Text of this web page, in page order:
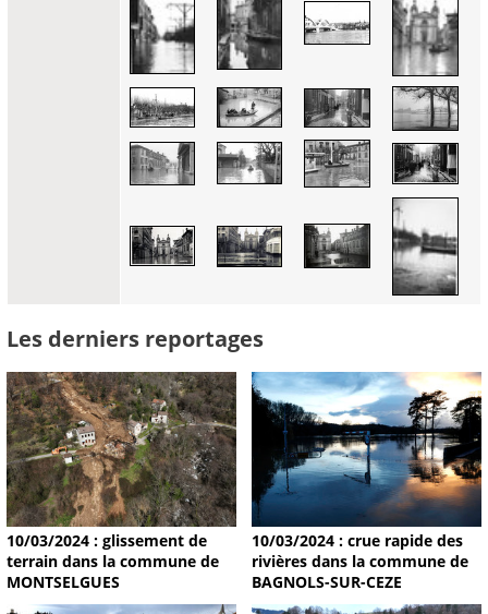
Les derniers reportages
10/03/2024 : glissement de
terrain dans la commune de
MONTSELGUES
10/03/2024 : crue rapide des
rivières dans la commune de
BAGNOLS-SUR-CEZE